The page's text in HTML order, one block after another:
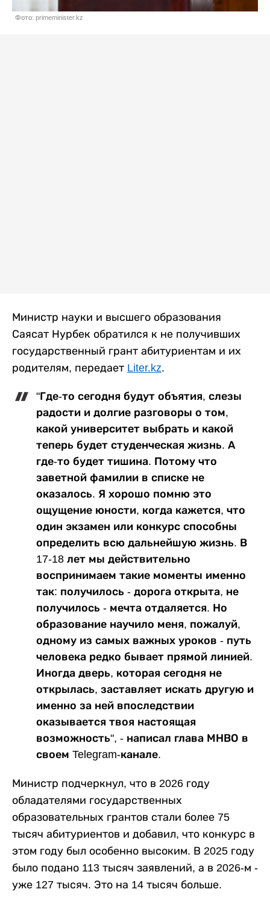
Фото: primeminister.kz
Министр науки и высшего образования
Саясат Нурбек обратился к не получивших
государственный грант абитуриентам и их
родителям, передает Liter.kz.
"Где-то сегодня будут объятия, слезы
радости и долгие разговоры о том,
какой университет выбрать и какой
теперь будет студенческая жизнь. А
где-то будет тишина. Потому что
заветной фамилии в списке не
оказалось. Я хорошо помню это
ощущение юности, когда кажется, что
один экзамен или конкурс способны
определить всю дальнейшую жизнь. В
17-18 лет мы действительно
воспринимаем такие моменты именно
так: получилось - дорога открыта, не
получилось - мечта отдаляется. Но
образование научило меня, пожалуй,
одному из самых важных уроков - путь
человека редко бывает прямой линией.
Иногда дверь, которая сегодня не
открылась, заставляет искать другую и
именно за ней впоследствии
оказывается твоя настоящая
возможность", - написал глава МНВО в
своем Telegram-канале.
Министр подчеркнул, что в 2026 году
обладателями государственных
образовательных грантов стали более 75
тысяч абитуриентов и добавил, что конкурс в
этом году был особенно высоким. В 2025 году
было подано 113 тысяч заявлений, а в 2026-м -
уже 127 тысяч. Это на 14 тысяч больше.